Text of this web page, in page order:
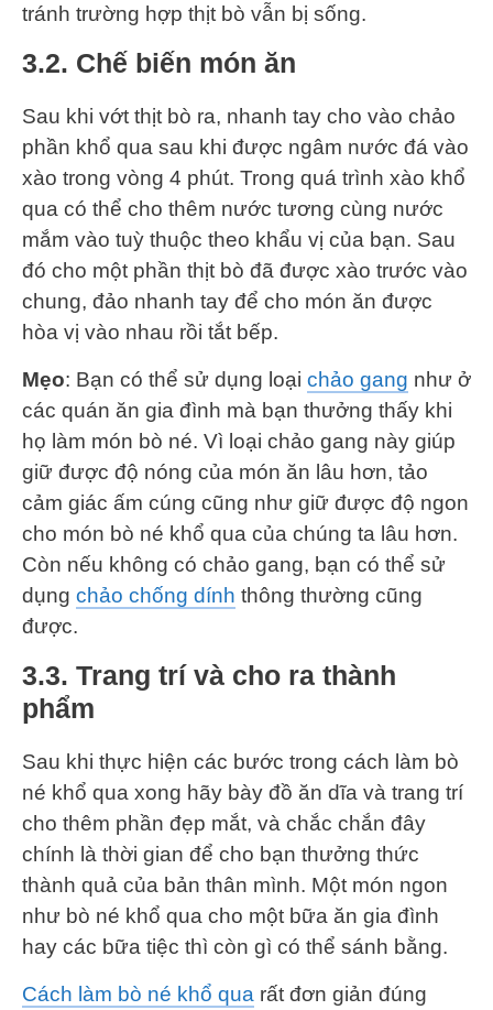
tránh trường hợp thịt bò vẫn bị sống.
3.2. Chế biến món ăn
Sau khi vớt thịt bò ra, nhanh tay cho vào chảo
phần khổ qua sau khi được ngâm nước đá vào
xào trong vòng 4 phút. Trong quá trình xào khổ
qua có thể cho thêm nước tương cùng nước
mắm vào tuỳ thuộc theo khẩu vị của bạn. Sau
đó cho một phần thịt bò đã được xào trước vào
chung, đảo nhanh tay để cho món ăn được
hòa vị vào nhau rồi tắt bếp.
Mẹo: Bạn có thể sử dụng loại chảo gang như ở
các quán ăn gia đình mà bạn thưởng thấy khi
họ làm món bò né. Vì loại chảo gang này giúp
giữ được độ nóng của món ăn lâu hơn, tảo
cảm giác ấm cúng cũng như giữ được độ ngon
cho món bò né khổ qua của chúng ta lâu hơn.
Còn nếu không có chảo gang, bạn có thể sử
dụng chảo chống dính thông thường cũng
được.
3.3. Trang trí và cho ra thành
phẩm
Sau khi thực hiện các bước trong cách làm bò
né khổ qua xong hãy bày đồ ăn dĩa và trang trí
cho thêm phần đẹp mắt, và chắc chắn đây
chính là thời gian để cho bạn thưởng thức
thành quả của bản thân mình. Một món ngon
như bò né khổ qua cho một bữa ăn gia đình
hay các bữa tiệc thì còn gì có thể sánh bằng.
Cách làm bò né khổ qua rất đơn giản đúng